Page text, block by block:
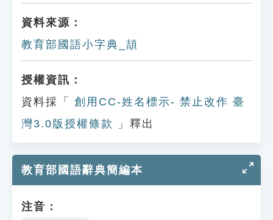
資料來源：
教育部國語小字典_頡
授權資訊：
資料採「
創用CC-姓名標示- 禁止改作 臺
灣3.0版授權條款
」釋出
教育部國語辭典簡編本
注音：